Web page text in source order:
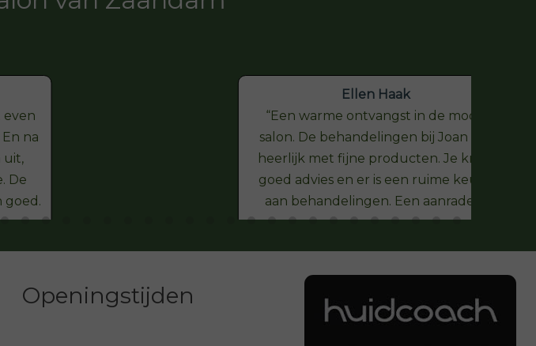
even
na
uit,
De
goed.
Ellen Haak
Een warme ontvangst in de mooie
salon. De behandelingen bij Joan zijn
heerlijk met fijne producten. Je krijgt
goed advies en er is een ruime keuze
aan behandelingen. Een aanrader.
Openingstijden